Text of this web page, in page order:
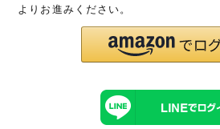
よりお進みください。